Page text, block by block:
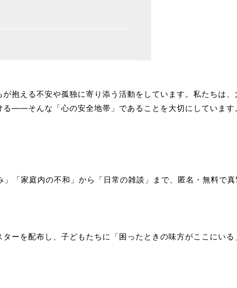
抱える不安や孤独に寄り添う活動をしています。私たちは、
——そんな「心の安全地帯」であることを大切にしています
「家庭内の不和」から「日常の雑談」まで、匿名・無料で真
ーを配布し、子どもたちに「困ったときの味方がここにいる